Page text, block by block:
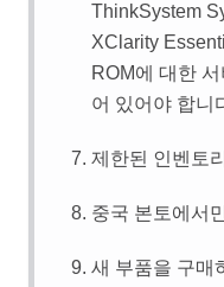
ThinkSystem
XClarity
ROM에 대한
어 있어야 합니
제한된 인벤토
중국 본토에서
새 부품을 구매